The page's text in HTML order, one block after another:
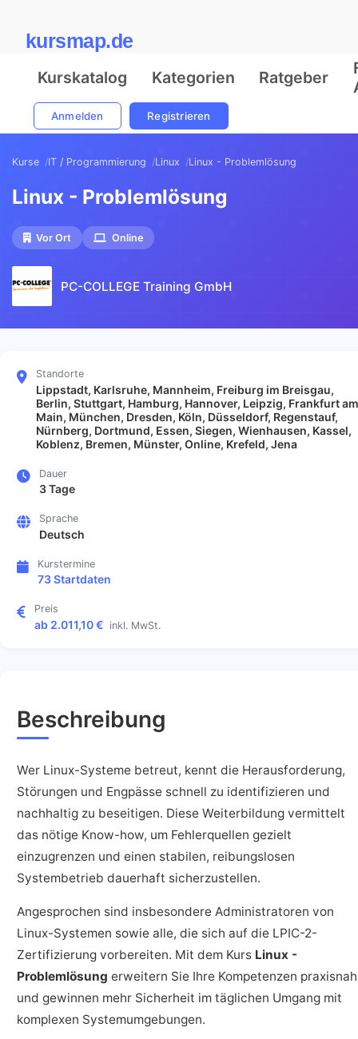
kursmap.de
Kurskatalog Kategorien Ratgeber
Anmelden Registrieren
Kurse IT / Programmierung Linux Linux - Problemlösung
Linux - Problemlösung
Vor Ort Online
PC-COLLEGE Training GmbH
Standorte
Lippstadt, Karlsruhe, Mannheim, Freiburg im Breisgau,
Berlin, Stuttgart, Hamburg, Hannover, Leipzig, Frankfurt am
Main, München, Dresden, Köln, Düsseldorf, Regenstauf,
Nürnberg, Dortmund, Essen, Siegen, Wienhausen, Kassel,
Koblenz, Bremen, Münster, Online, Krefeld, Jena
Dauer
3 Tage
Sprache
Deutsch
Kurstermine
73 Startdaten
Preis
ab 2.011,10 € inkl. MwSt.
Beschreibung
Wer Linux-Systeme betreut, kennt die Herausforderung,
Störungen und Engpässe schnell zu identifizieren und
nachhaltig zu beseitigen. Diese Weiterbildung vermittelt
das nötige Know-how, um Fehlerquellen gezielt
einzugrenzen und einen stabilen, reibungslosen
Systembetrieb dauerhaft sicherzustellen.
Angesprochen sind insbesondere Administratoren von
Linux-Systemen sowie alle, die sich auf die LPIC-2-
Zertifizierung vorbereiten. Mit dem Kurs Linux -
Problemlösung erweitern Sie Ihre Kompetenzen praxisnah
und gewinnen mehr Sicherheit im täglichen Umgang mit
komplexen Systemumgebungen.